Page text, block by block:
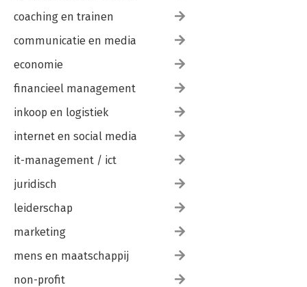
coaching en trainen
communicatie en media
economie
financieel management
inkoop en logistiek
internet en social media
it-management / ict
juridisch
leiderschap
marketing
mens en maatschappij
non-profit